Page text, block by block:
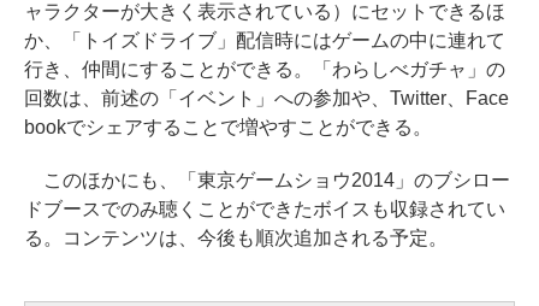
ャラクターが大きく表示されている）にセットできるほ
か、「トイズドライブ」配信時にはゲームの中に連れて
行き、仲間にすることができる。「わらしべガチャ」の
回数は、前述の「イベント」への参加や、Twitter、Face
bookでシェアすることで増やすことができる。
このほかにも、「東京ゲームショウ2014」のブシロー
ドブースでのみ聴くことができたボイスも収録されてい
る。コンテンツは、今後も順次追加される予定。